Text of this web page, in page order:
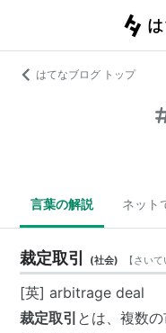
はてなブログ トップ
言葉の解説 ネット
裁定取引 (社会) 【さいて
[英] arbitrage deal
裁定取引 とは、複数